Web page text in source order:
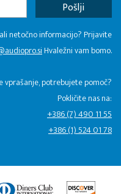
netočno informacijo? Prijavite
Hvaležni vam bomo.
vprašanje, potrebujete pomoč?
Pokličite nas na:
+386 (7) 490 11 55
+386 (1) 524 01 78